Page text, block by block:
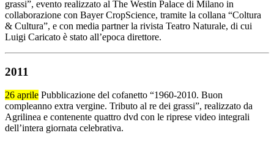
grassi”, evento realizzato al The Westin Palace di Milano in
collaborazione con Bayer CropScience, tramite la collana “Coltura
& Cultura”, e con media partner la rivista Teatro Naturale, di cui
Luigi Caricato è stato all’epoca direttore.
2011
26 aprile Pubblicazione del cofanetto “1960-2010. Buon
compleanno extra vergine. Tributo al re dei grassi”, realizzato da
Agrilinea e contenente quattro dvd con le riprese video integrali
dell’intera giornata celebrativa.